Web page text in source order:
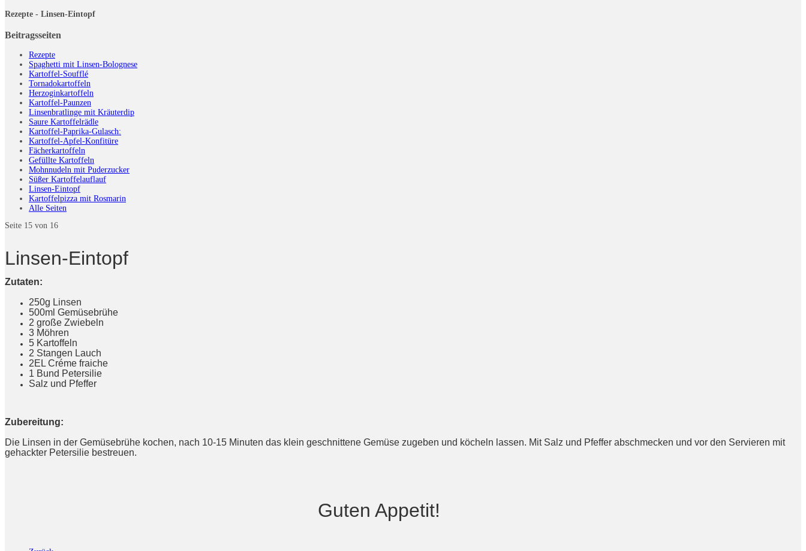
Rezepte - Linsen-Eintopf
Beitragsseiten
Rezepte
Spaghetti mit Linsen-Bolognese
Kartoffel-Soufflé
Tornadokartoffeln
Herzoginkartoffeln
Kartoffel-Paunzen
Linsenbratlinge mit Kräuterdip
Saure Kartoffelrädle
Kartoffel-Paprika-Gulasch:
Kartoffel-Apfel-Konfitüre
Fächerkartoffeln
Gefüllte Kartoffeln
Mohnnudeln mit Puderzucker
Süßer Kartoffelauflauf
Linsen-Eintopf
Kartoffelpizza mit Rosmarin
Alle Seiten
Seite 15 von 16
Linsen-Eintopf
Zutaten:
250g Linsen
500ml Gemüsebrühe
2 große Zwiebeln
3 Möhren
5 Kartoffeln
2 Stangen Lauch
2EL Créme fraiche
1 Bund Petersilie
Salz und Pfeffer
Zubereitung:
Die Linsen in der Gemüsebrühe kochen, nach 10-15 Minuten das klein geschnittene Gemüse zugeben und köcheln lassen. Mit Salz und Pfeffer abschmecken und vor den Servieren mit
gehackter Petersilie bestreuen.
Guten Appetit!